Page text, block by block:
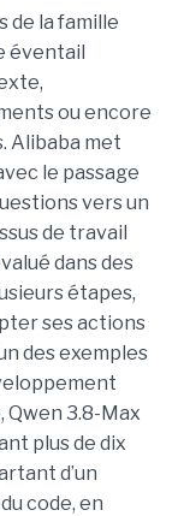
de la famille
éventail
ou encore
Alibaba met
le passage
vers un
de travail
dans des
étapes,
ses actions
des exemples
Qwen 3.8-Max
plus de dix
d’un
code, en